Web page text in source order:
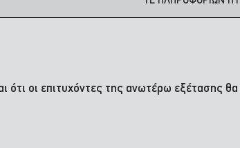
ότι οι επιτυχόντες της ανωτέρω